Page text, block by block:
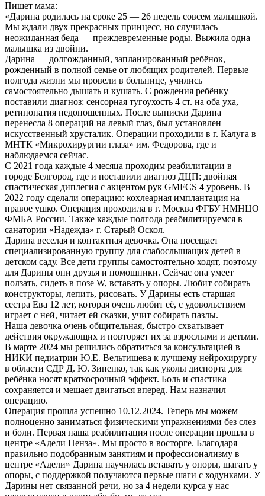
Пишет мама:
«Дарина родилась на сроке 25 — 26 недель совсем малышкой.
Мы ждали двух прекрасных принцесс, но случилась
неожиданная беда — преждевременные роды. Выжила одна
малышка из двойни.
Дарина — долгожданный, запланированный ребёнок,
рожденный в полной семье от любящих родителей. Первые
полгода жизни мы провели в больнице, учились
самостоятельно дышать и кушать. С рождения ребёнку
поставили диагноз: сенсорная тугоухость 4 ст. на оба уха,
ретинопатия недоношенных. После выписки Дарина
перенесла 8 операций на левый глаз, был установлен
искусственный хрусталик. Операции проходили в г. Калуга в
МНТК «Микрохирургии глаза» им. Федорова, где и
наблюдаемся сейчас.
С 2021 года каждые 4 месяца проходим реабилитации в
городе Белгород, где и поставили диагноз ДЦП: двойная
спастическая диплегия с акцентом рук GMFCS 4 уровень. В
2022 году сделали операцию: кохлеарная имплантация на
правое ушко. Операция проходила в г. Москва ФГБУ НМНЦО
ФМБА России. Также каждые полгода реабилитируемся в
санатории «Надежда» г. Старый Оскол.
Дарина веселая и контактная девочка. Она посещает
специализированную группу для слабослышащих детей в
детском саду. Все дети группы самостоятельно ходят, поэтому
для Дарины они друзья и помощники. Сейчас она умеет
ползать, сидеть в позе W, вставать у опоры. Любит собирать
конструкторы, лепить, рисовать. У Дарины есть старшая
сестра Ева 12 лет, которая очень любит её, с удовольствием
играет с ней, читает ей сказки, учит собирать пазлы.
Наша девочка очень общительная, быстро схватывает
действия окружающих и повторяет их за взрослыми и детьми.
В марте 2024 мы решились обратиться за консультацией в
НИКИ педиатрии Ю.Е. Вельтищева к лучшему нейрохирургу
в области СДР Д. Ю. Зиненко, так как уколы диспорта для
ребёнка носят краткосрочный эффект. Боль и спастика
сохраняется и мешает двигаться вперед. Нам назначил
операцию.
Операция прошла успешно 10.12.2024. Теперь мы можем
полноценно заниматься физическими упражнениями без слез
и боли. Первая наша реабилитация после операции прошла в
центре «Адели Пенза». Мы просто в восторге. Благодаря
правильно подобранным занятиям и профессионализму в
центре «Адели» Дарина научилась вставать у опоры, шагать у
опоры, с поддержкой получаются первые шаги с ходунками. У
Дарины нет связанной речи, но за 4 недели курса у нас